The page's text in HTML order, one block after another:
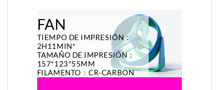
FAN
TIEMPO DE IMPRESIÓN：
2H11MIN*
TAMAÑO DE IMPRESIÓN：
157*123*55MM
FILAMENTO：CR-CARBON